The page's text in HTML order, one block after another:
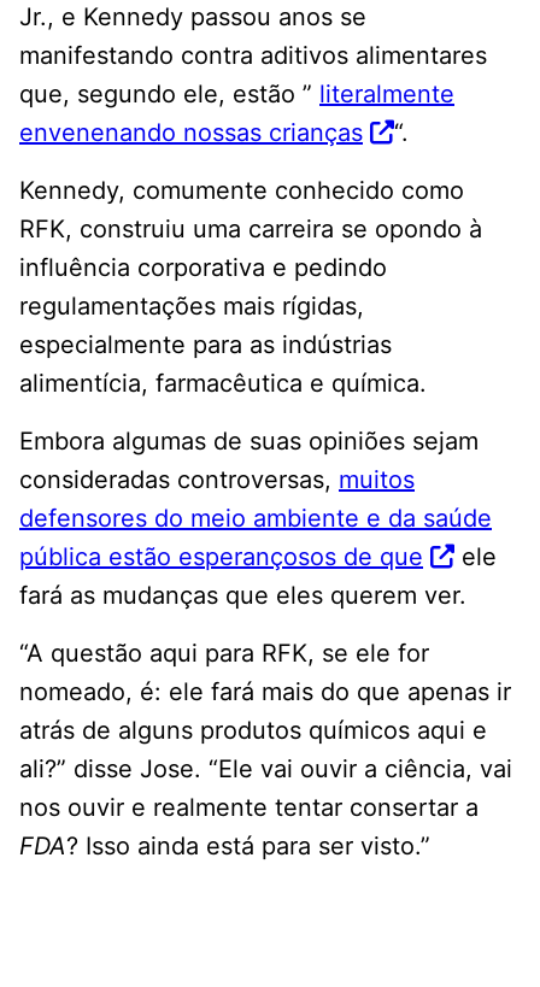
Jr., e Kennedy passou anos se
manifestando contra aditivos alimentares
que, segundo ele, estão ” literalmente
envenenando nossas crianças
“.
Kennedy, comumente conhecido como
RFK, construiu uma carreira se opondo à
influência corporativa e pedindo
regulamentações mais rígidas,
especialmente para as indústrias
alimentícia, farmacêutica e química.
Embora algumas de suas opiniões sejam
consideradas controversas, muitos
defensores do meio ambiente e da saúde
pública estão esperançosos de que
ele
fará as mudanças que eles querem ver.
“A questão aqui para RFK, se ele for
nomeado, é: ele fará mais do que apenas ir
atrás de alguns produtos químicos aqui e
ali?” disse Jose. “Ele vai ouvir a ciência, vai
nos ouvir e realmente tentar consertar a
FDA? Isso ainda está para ser visto.”